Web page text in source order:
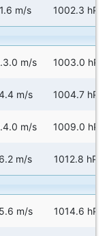
1.6 m/s 1002.3 hPa
m/s 1003.0 hPa
m/s 1004.7 hPa
m/s 1009.0 hPa
6.2 m/s 1012.8 hPa
5.6 m/s 1014.6 hPa